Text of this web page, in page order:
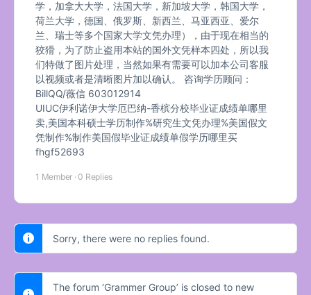
学，加拿大大学，法国大学，新加坡大学，韩国大学，
荷兰大学，德国、俄罗斯、新西兰、马亚西亚、爱尔
兰、瑞士等多个国家大学文凭办理），由于现在相当的
狡猾，为了防止盗用本站的国外文凭样本四处，所以我
们特做了图片处理，当然如果有需要可以加本公司客服
以视频或者是清晰图片加以确认。 咨询学历顾问：
BillQQ/薇信 603012914
UIUC伊利诺伊大学厄巴纳-香槟分校毕业证成绩单哪里
卖,美国本科硕士学历制作%研究生文凭办理%美国假文
凭制作%制作美国假毕业证成绩单假学历哪里买
fhgf52693
1 Member · 0 Replies
Sorry, there were no replies found.
The forum ‘Grammer Group’ is closed to new